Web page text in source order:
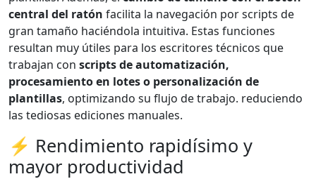
central del ratón facilita la navegación por scripts de
gran tamaño haciéndola intuitiva. Estas funciones
resultan muy útiles para los escritores técnicos que
trabajan con scripts de automatización,
procesamiento en lotes o personalización de
plantillas, optimizando su flujo de trabajo. reduciendo
las tediosas ediciones manuales.
⚡ Rendimiento rapidísimo y
mayor productividad